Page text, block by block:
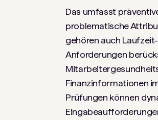
Das umfasst
problematische
gehören auch
Anforderungen
Finanzinformationen
Prüfungen können